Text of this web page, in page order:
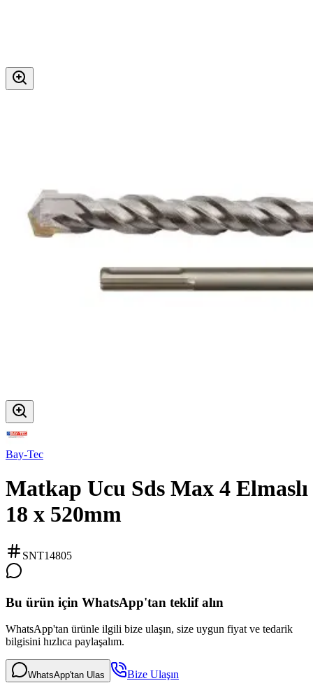
Bay-Tec
Matkap Ucu Sds Max 4 Elmaslı
18 x 520mm
SNT14805
Bu ürün için WhatsApp'tan teklif alın
WhatsApp'tan ürünle ilgili bize ulaşın, size uygun fiyat ve tedarik
bilgisini hızlıca paylaşalım.
WhatsApp'tan Ulas Bize Ulaşın